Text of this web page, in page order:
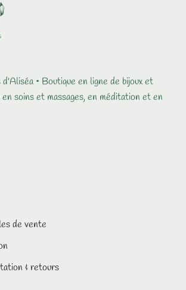
• Boutique en ligne de bijoux et
en soins et massages, en méditation et en
de vente
& retours